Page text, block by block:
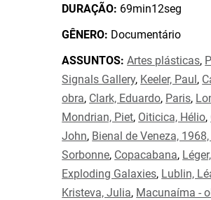
DURAÇÃO: 69min12seg
GÊNERO: Documentário
ASSUNTOS: Artes plásticas,
Signals Gallery, Keeler, Paul,
obra, Clark, Eduardo, Paris,
Mondrian, Piet, Oiticica, Hélio,
John, Bienal de Veneza, 1968,
Sorbonne, Copacabana,
Exploding Galaxies, Lublin,
Kristeva, Julia, Macunaíma -